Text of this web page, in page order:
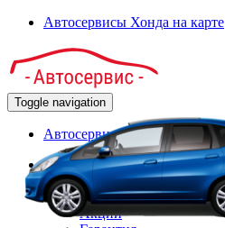
Автосервисы Хонда на карте
Toggle navigation
Автосервисы Honda на карте
Главная
Клиенту
О нас
Акции